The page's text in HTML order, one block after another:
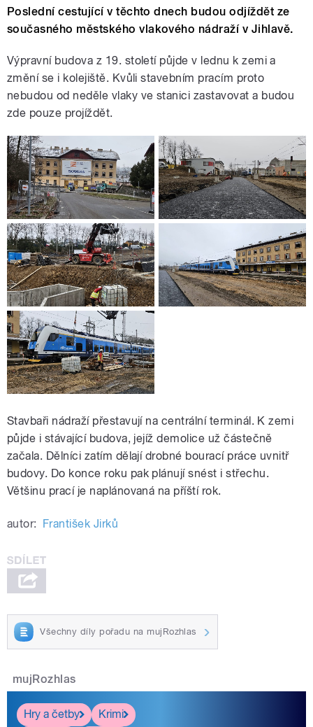
Poslední cestující v těchto dnech budou odjíždět ze
současného městského vlakového nádraží v Jihlavě.
Výpravní budova z 19. století půjde v lednu k zemi a
změní se i kolejiště. Kvůli stavebním pracím proto
nebudou od neděle vlaky ve stanici zastavovat a budou
zde pouze projíždět.
Stavbaři nádraží přestavují na centrální terminál. K zemi
půjde i stávající budova, jejíž demolice už částečně
začala. Dělníci zatím dělají drobné bourací práce uvnitř
budovy. Do konce roku pak plánují snést i střechu.
Většinu prací je naplánovaná na příští rok.
autor: František Jirků
Všechny díly pořadu na mujRozhlas
mujRozhlas
Hry a četby Krimi